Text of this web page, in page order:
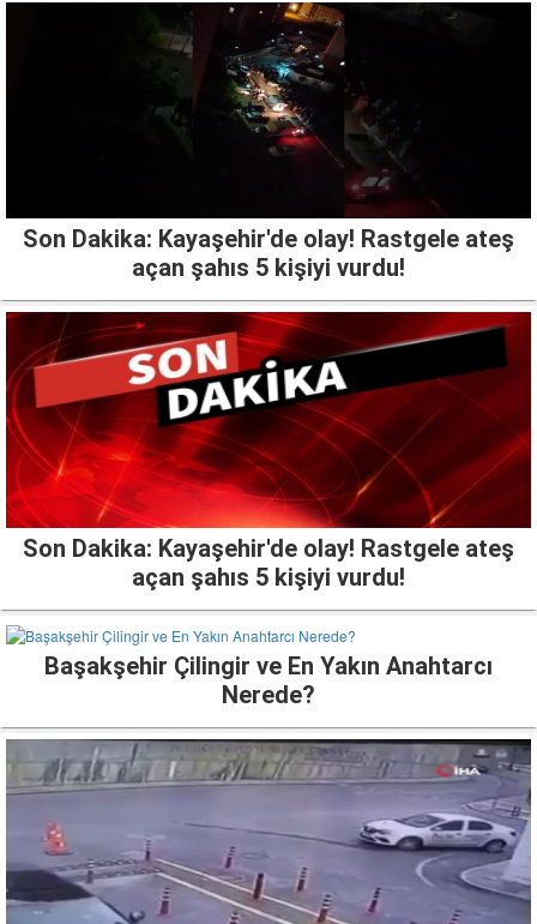
Son Dakika: Kayaşehir'de olay! Rastgele ateş
açan şahıs 5 kişiyi vurdu!
Son Dakika: Kayaşehir'de olay! Rastgele ateş
açan şahıs 5 kişiyi vurdu!
Başakşehir Çilingir ve En Yakın Anahtarcı
Nerede?